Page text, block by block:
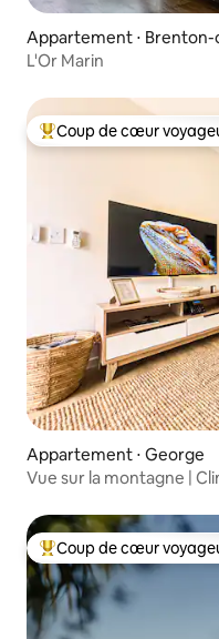
Appartement ⋅ Brenton-
L'Or Marin
Coups de cœur
Coup de cœur
Appartement ⋅ George
Vue sur la montagne |
Coups de cœur
Coup de cœur